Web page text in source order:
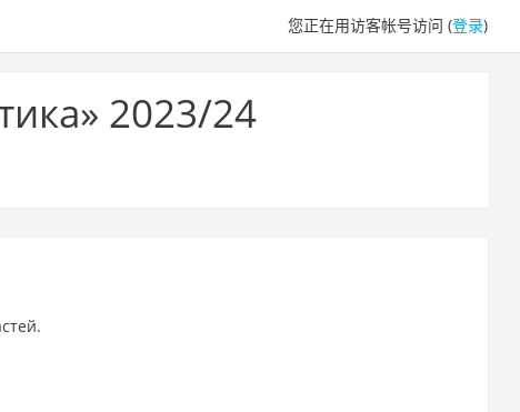
您正在用访客帐号访问 (登录)
2023/24